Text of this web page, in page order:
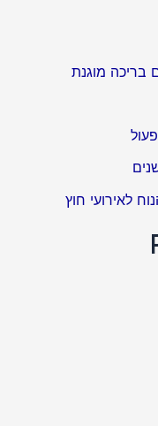
בריכה מוגנת
לאירועי חוץ